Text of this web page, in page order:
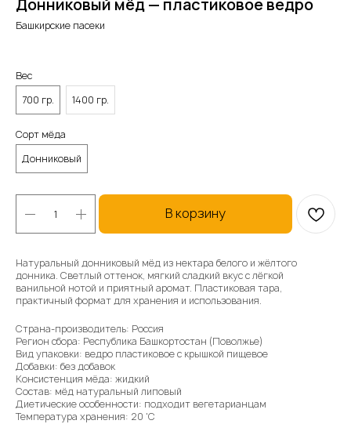
Донниковый мёд — пластиковое ведро
Башкирские пасеки
Вес
700 гр.
1400 гр.
Сорт мёда
Донниковый
В корзину
Натуральный донниковый мёд из нектара белого и жёлтого
донника. Светлый оттенок, мягкий сладкий вкус с лёгкой
ванильной нотой и приятный аромат. Пластиковая тара,
практичный формат для хранения и использования.
Страна-производитель: Россия
Регион сбора: Республика Башкортостан (Поволжье)
Вид упаковки: ведро пластиковое с крышкой пищевое
Добавки: без добавок
Консистенция мёда: жидкий
Состав: мёд натуральный липовый
Диетические особенности: подходит вегетарианцам
Температура хранения: 20 'C